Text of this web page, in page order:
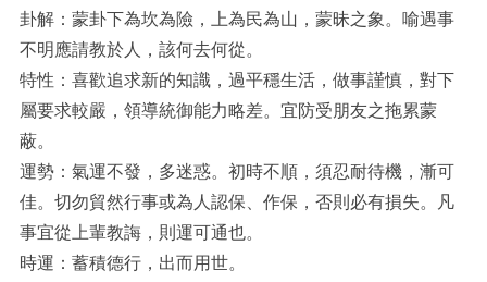
卦解：蒙卦下為坎為險，上為民為山，蒙昧之象。喻遇事
不明應請教於人，該何去何從。
特性：喜歡追求新的知識，過平穩生活，做事謹慎，對下
屬要求較嚴，領導統御能力略差。宜防受朋友之拖累蒙
蔽。
運勢：氣運不發，多迷惑。初時不順，須忍耐待機，漸可
佳。切勿貿然行事或為人認保、作保，否則必有損失。凡
事宜從上輩教誨，則運可通也。
時運：蓄積德行，出而用世。